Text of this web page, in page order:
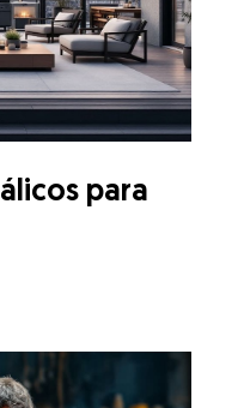
para